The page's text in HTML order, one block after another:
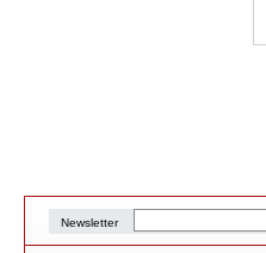
Newsletter